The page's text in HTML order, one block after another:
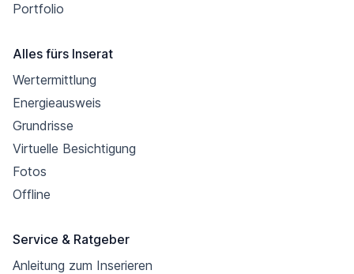
Portfolio
Alles fürs Inserat
Wertermittlung
Energieausweis
Grundrisse
Virtuelle Besichtigung
Fotos
Offline
Service & Ratgeber
Anleitung zum Inserieren